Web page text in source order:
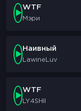
WTF
Мэри
Наивный
LawineLuv
WTF
LY4SHII